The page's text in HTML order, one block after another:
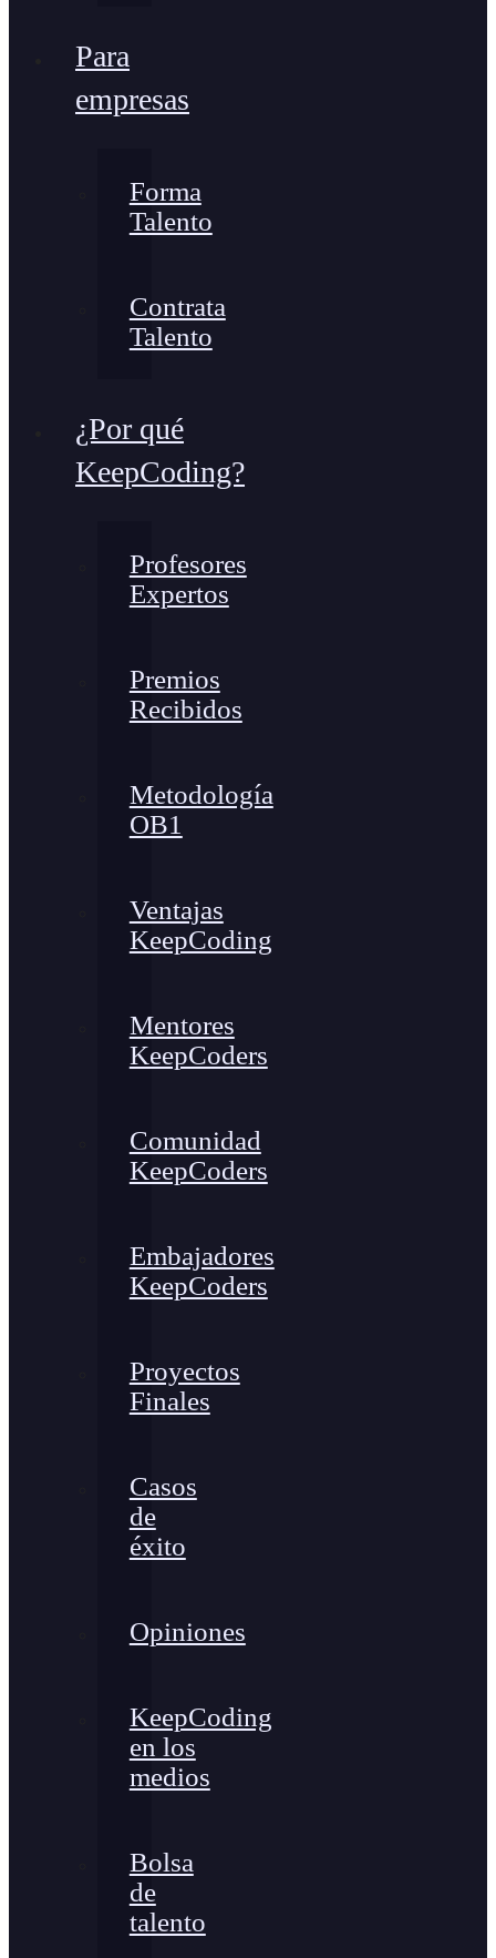
Para
empresas
Forma
Talento
Contrata
Talento
¿Por qué
KeepCoding?
Profesores
Expertos
Premios
Recibidos
Metodología
OB1
Ventajas
KeepCoding
Mentores
KeepCoders
Comunidad
KeepCoders
Embajadores
KeepCoders
Proyectos
Finales
Casos
de
éxito
Opiniones
KeepCoding
en los
medios
Bolsa
de
talento